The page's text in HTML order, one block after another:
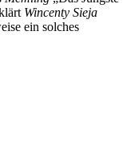
Wincenty Sieja
ein solches